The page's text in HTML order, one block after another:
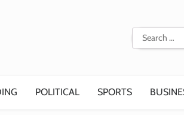
Search
for:
POLITICAL SPORTS